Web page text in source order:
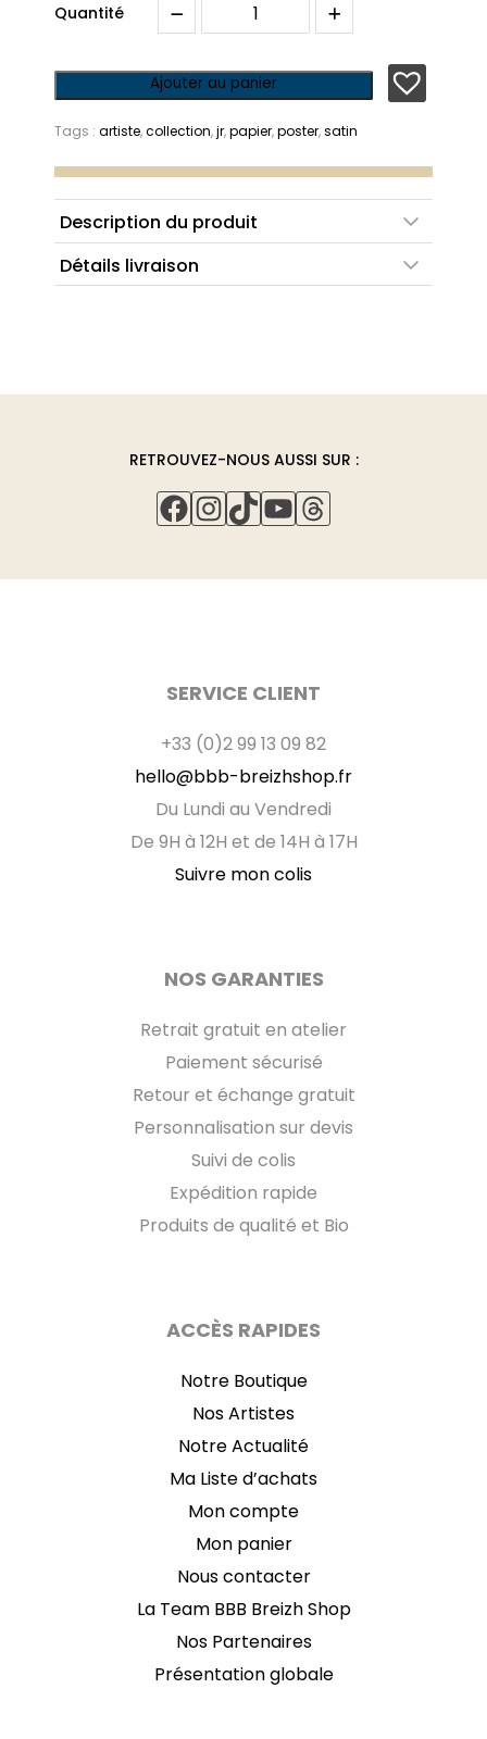
Quantité
Ajouter au panier
Tags : artiste,collection,jr,papier,poster,satin
Description du produit
Reproduction d’une oeuvre originale sur papier satiné
200g qualité supérieur haute résolution.
Tirage limité et numéroté.
Détails livraison
RETROUVEZ-NOUS AUSSI SUR :
FACEBOOK
INSTAGRAM
TIKTOKYOUTUBETHREADS
SERVICE CLIENT
+33 (0)2 99 13 09 82
hello@bbb-breizhshop.fr
Du Lundi au Vendredi
De 9H à 12H et de 14H à 17H
Suivre mon colis
NOS GARANTIES
Retrait gratuit en atelier
Paiement sécurisé
Retour et échange gratuit
Personnalisation sur devis
Suivi de colis
Expédition rapide
Produits de qualité et Bio
ACCÈS RAPIDES
Notre Boutique
Nos Artistes
Notre Actualité
Ma Liste d’achats
Mon compte
Mon panier
Nous contacter
La Team BBB Breizh Shop
Nos Partenaires
Présentation globale